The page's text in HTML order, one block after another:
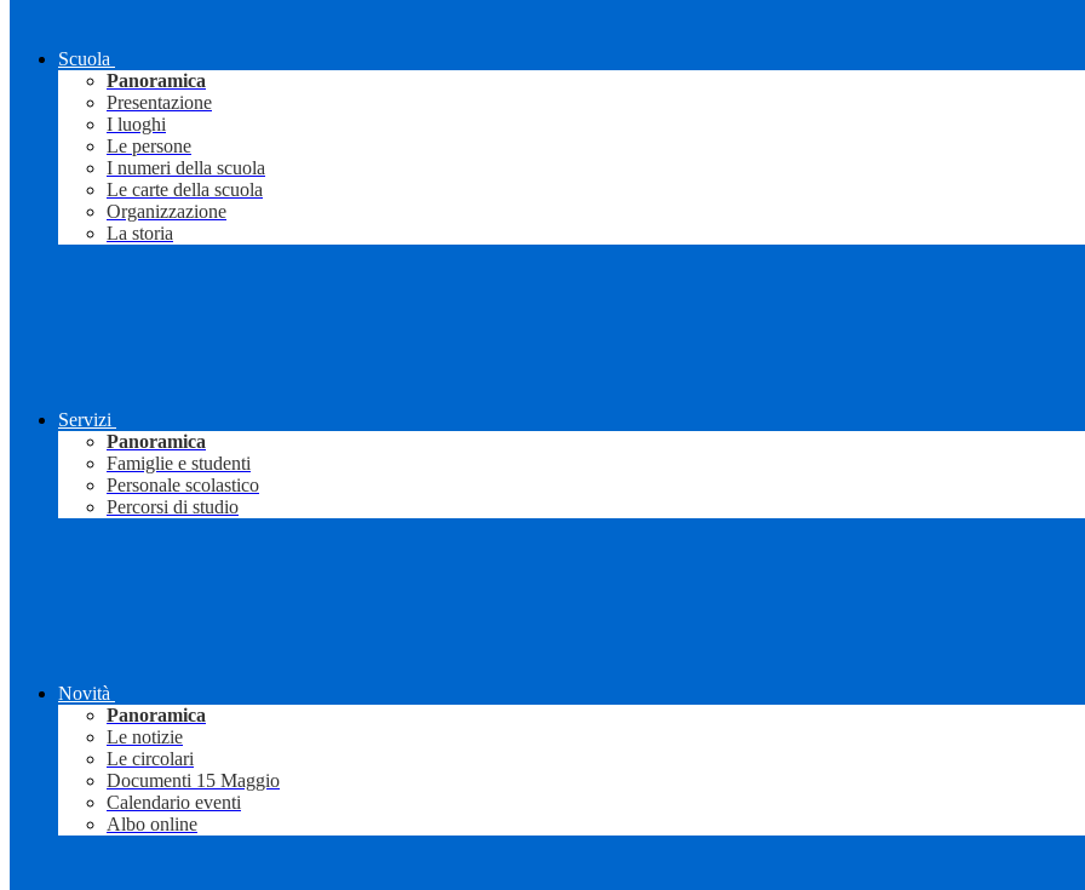
Scuola
Panoramica
Presentazione
I luoghi
Le persone
I numeri della scuola
Le carte della scuola
Organizzazione
La storia
Servizi
Panoramica
Famiglie e studenti
Personale scolastico
Percorsi di studio
Novità
Panoramica
Le notizie
Le circolari
Documenti 15 Maggio
Calendario eventi
Albo online